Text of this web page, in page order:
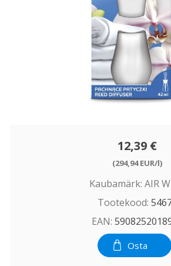
12,39 €
(294,94 EUR/l)
Kaubamärk: AIR
Tootekood:
EAN:
Osta